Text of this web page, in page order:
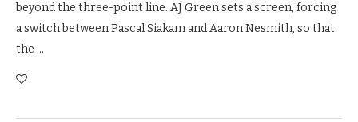
beyond the three-point line. AJ Green sets a screen, forcing
a switch between Pascal Siakam and Aaron Nesmith, so that
the …